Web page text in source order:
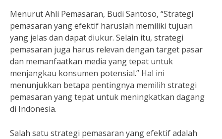
Menurut Ahli Pemasaran, Budi Santoso, “Strategi
pemasaran yang efektif haruslah memiliki tujuan
yang jelas dan dapat diukur. Selain itu, strategi
pemasaran juga harus relevan dengan target pasar
dan memanfaatkan media yang tepat untuk
menjangkau konsumen potensial.” Hal ini
menunjukkan betapa pentingnya memilih strategi
pemasaran yang tepat untuk meningkatkan dagang
di Indonesia.
Salah satu strategi pemasaran yang efektif adalah